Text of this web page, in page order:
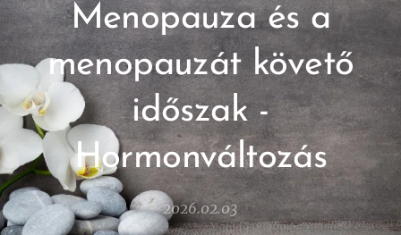
Menopauza és a
menopauzát követő
időszak -
Hormonváltozás
2026.02.03